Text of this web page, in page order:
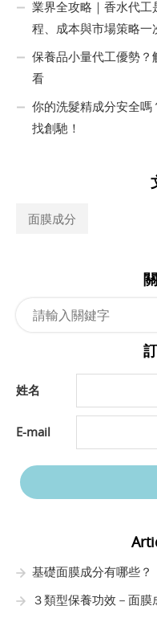
業界全攻略｜香水代
程、成本與市場策略一
保養品小量代工優勢
看
你的洗髮精成分安全
找創馳！
面膜成分
姓名
E-mail
基礎面膜成分有哪些？
３類型保養功效－面膜